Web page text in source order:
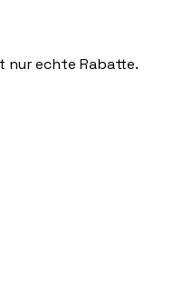
nur echte Rabatte.